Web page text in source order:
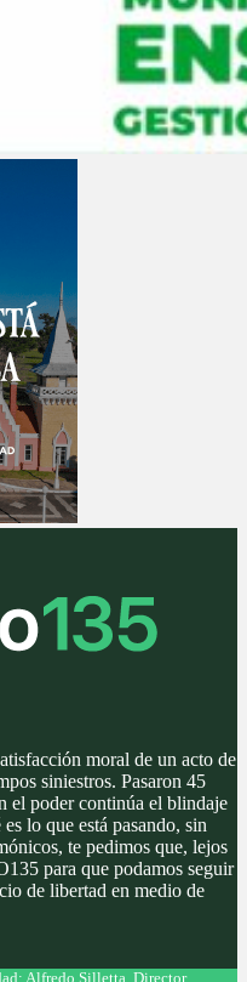
moral de un acto de
siniestros. Pasaron 45
el poder continúa el blindaje
lo que está pasando, sin
te pedimos que, lejos
para que podamos seguir
de libertad en medio de
Alfredo Silletta. Director